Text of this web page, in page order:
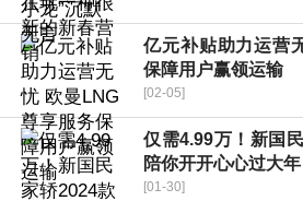
亿元补贴助力运营
保障用户赢领运输
[02-05]
仅需4.99万！新国
陪你开开心心过大年
[01-30]